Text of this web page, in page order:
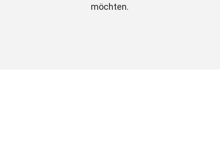
möchten.